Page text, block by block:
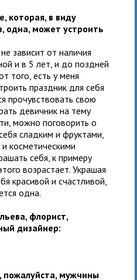
которая, в виду
одна, может устроить
зависит от наличия
и в 5 лет, и до поздней
того, есть у меня
праздник для себя
прочувствовать свою
девичник на тему
можно поговорить о
сладким и фруктами,
косметическими
себя, к примеру
возрастает. Украшая
красивой и счастливой,
одна.
флорист,
дизайнер:
пожалуйста, мужчины